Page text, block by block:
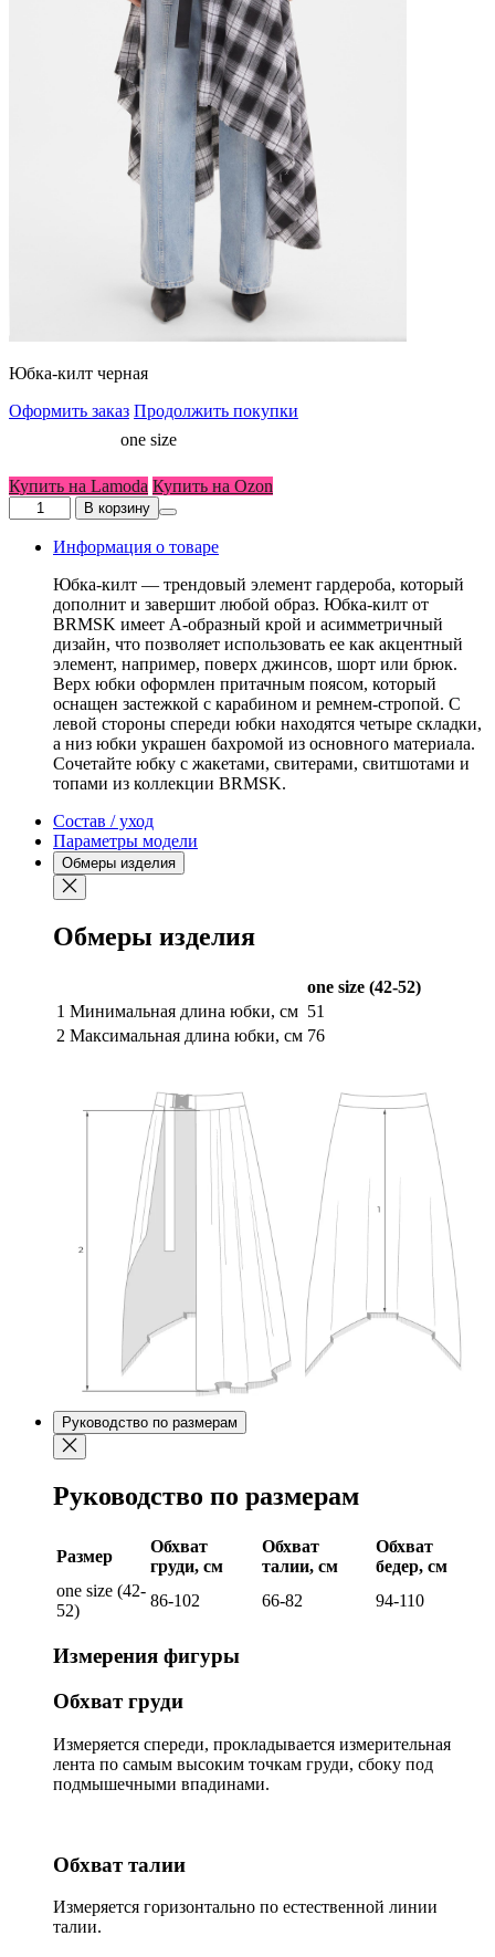
Юбка-килт черная
Оформить заказ Продолжить покупки
женский
one size
Купить на Lamoda Купить на Ozon
Количество
товара
Юбка-
черная
В корзину
Информация о товаре
Юбка-килт — трендовый элемент гардероба, который
дополнит и завершит любой образ. Юбка-килт от
BRMSK имеет А-образный крой и асимметричный
дизайн, что позволяет использовать ее как акцентный
элемент, например, поверх джинсов, шорт или брюк.
Верх юбки оформлен притачным поясом, который
оснащен застежкой с карабином и ремнем-стропой. С
левой стороны спереди юбки находятся четыре складки,
а низ юбки украшен бахромой из основного материала.
Сочетайте юбку с жакетами, свитерами, свитшотами и
топами из коллекции BRMSK.
Состав / уход
Параметры модели
Обмеры изделия
Обмеры изделия
one size (42-52)
1 Минимальная длина юбки, см 51
2 Максимальная длина юбки, см 76
Руководство по размерам
Руководство по размерам
Размер
Обхват
груди, см
Обхват
талии, см
Обхват
бедер, см
one size (42-
52)
86-102 66-82 94-110
Измерения фигуры
Обхват груди
Измеряется спереди, прокладывается измерительная
лента по самым высоким точкам груди, сбоку под
подмышечными впадинами.
Обхват талии
Измеряется горизонтально по естественной линии
талии.